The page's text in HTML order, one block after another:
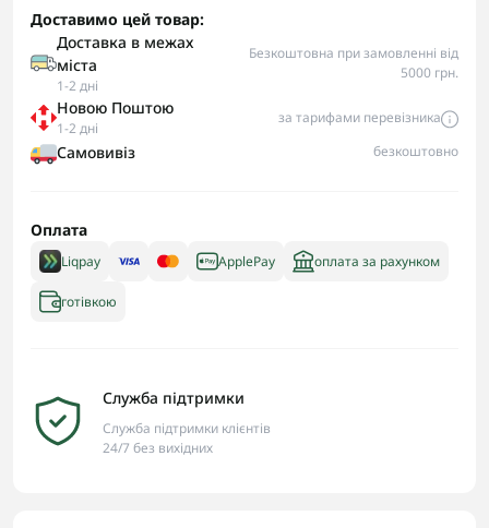
Доставимо цей товар:
Доставка в межах
міста
1-2 дні
Безкоштовна при замовленні від
5000 грн.
Новою Поштою
1-2 дні
за тарифами перевізника
Самовивіз безкоштовно
Оплата
Liqpay ApplePay оплата за рахунком
готівкою
Служба підтримки
Служба підтримки клієнтів
24/7 без вихідних